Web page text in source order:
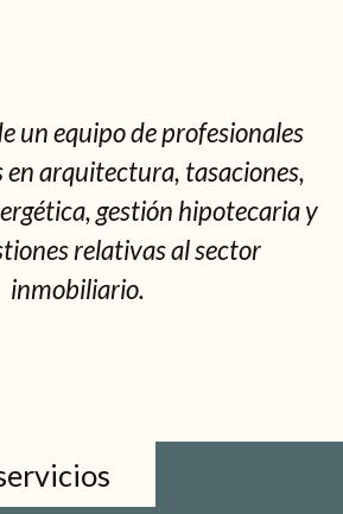
un equipo de profesionales
en arquitectura, tasaciones,
gestión hipotecaria y
relativas al sector
inmobiliario.